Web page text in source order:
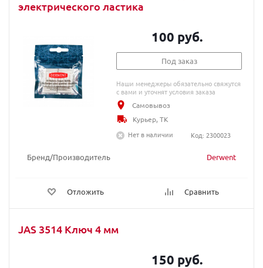
электрического ластика
Бренд/Производитель Derwent
Отложить Сравнить
100 руб.
Под заказ
Наши менеджеры обязательно свяжутся
с вами и уточнят условия заказа
Самовывоз
Курьер, ТК
Нет в наличии
Код: 2300023
JAS 3514 Ключ 4 мм
150 руб.